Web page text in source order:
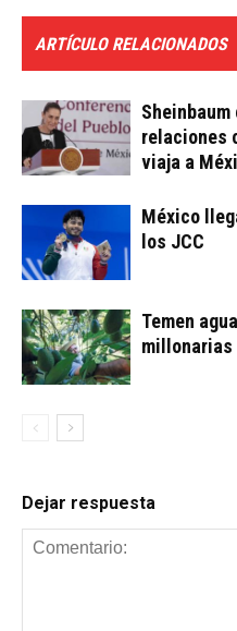
ARTÍCULO RELACIONADOS
relaciones
viaja a
México
los JCC
Temen
millonarias
Dejar respuesta